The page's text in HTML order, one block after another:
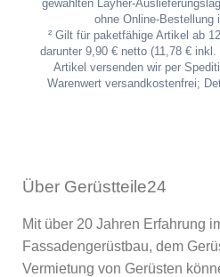
gewählten Layher-
ohne Online-Bestellung
² Gilt für paketfähige Artikel ab
darunter 9,90 € netto (11,78 €
Artikel versenden wir per
Warenwert versandkostenfrei;
Über Gerüstteile24
Mit über 20 Jahren Erfahrung
Fassadengerüstbau, dem
Vermietung von Gerüsten